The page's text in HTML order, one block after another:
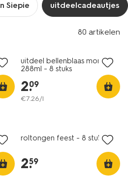
Siepie uitdeelcadeautjes
80 artikelen
uitdeel bellenblaas monster
288ml - 8 stuks
2.
09
€7.26/l
roltongen feest - 8 stuks
2.
59